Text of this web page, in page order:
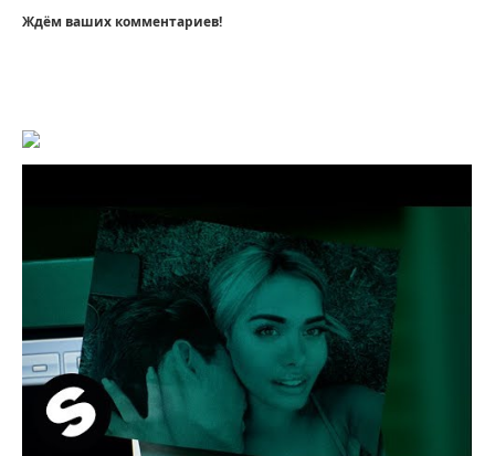
Ждём ваших комментариев!